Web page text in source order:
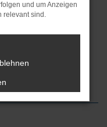
und um Anzeigen
relevant sind.